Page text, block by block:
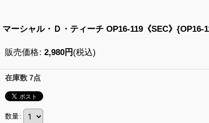
マーシャル・Ｄ・ティーチ OP16-119《SEC》{OP16-
販売価格: 2,980円 (税込)
在庫数 7点
数量: